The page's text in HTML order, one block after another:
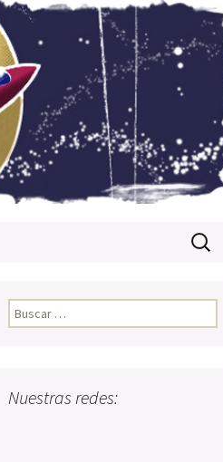
Buscar:
Buscar:
Nuestras redes: